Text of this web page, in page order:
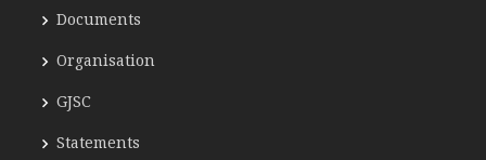
Documents
Organisation
GJSC
Statements